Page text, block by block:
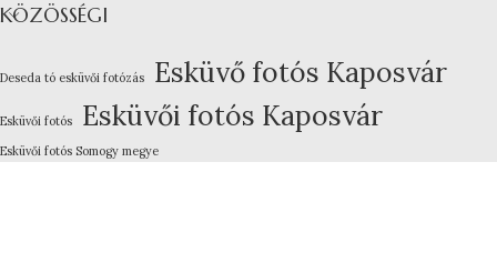
KÖZÖSSÉGI
Deseda tó esküvői fotózás Esküvő fotós Kaposvár
Esküvői fotós Esküvői fotós Kaposvár
Esküvői fotós Somogy megye